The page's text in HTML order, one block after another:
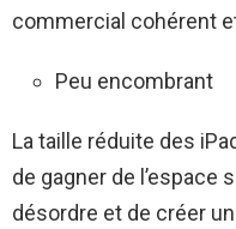
commercial cohérent
Peu encombrant
La taille réduite des
de gagner de l’espace
désordre et de créer